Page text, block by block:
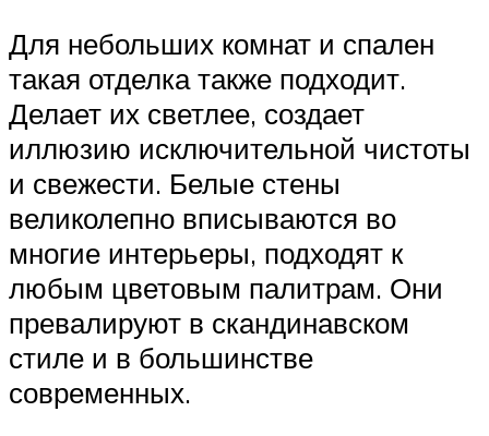
Для небольших комнат и спален
такая отделка также подходит.
Делает их светлее, создает
иллюзию исключительной чистоты
и свежести. Белые стены
великолепно вписываются во
многие интерьеры, подходят к
любым цветовым палитрам. Они
превалируют в скандинавском
стиле и в большинстве
современных.